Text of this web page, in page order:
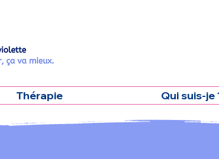
Thérapie Qui suis-je